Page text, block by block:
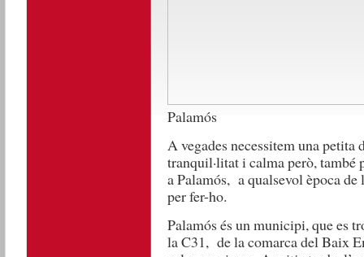
Palamós
A vegades necessitem una
tranquil·litat i calma però, també
a Palamós, a qualsevol època
per fer-ho.
Palamós és un municipi, que es
la C31, de la comarca del Baix